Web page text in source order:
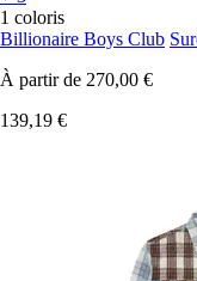
1 coloris
Billionaire Boys Club
À partir de 270,00 €
139,19 €